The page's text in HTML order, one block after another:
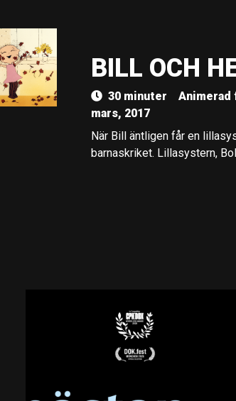
BILL OCH
30 minuter Animerad
mars, 2017
När Bill äntligen får en
barnaskriket. Lillasystern,